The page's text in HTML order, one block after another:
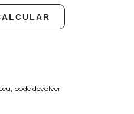
pode devolver